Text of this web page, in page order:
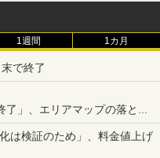
1週間 1カ月
で終了
」、エリアマップの落とし
は検証のため」、料金値上げ